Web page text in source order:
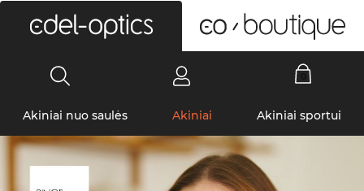
Akiniai nuo saulės Akiniai Akiniai sportui